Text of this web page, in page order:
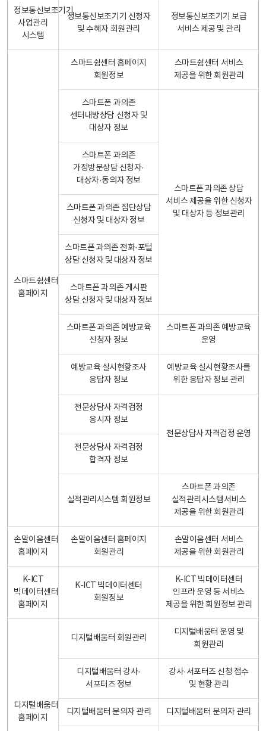
정보통신보조기기
사업관리
시스템
정보통신보조기기 신청자
및 수혜자 회원관리
정보통신보조기기 보급
서비스 제공 및 관리
스마트쉼센터
홈페이지
스마트쉼센터 홈페이지
회원정보
스마트쉼센터 서비스
제공을 위한 회원관리
스마트폰 과의존
센터내방상담 신청자 및
대상자 정보
스마트폰 과의존 상담
서비스 제공을 위한 신청자
및 대상자 등 정보관리
스마트폰 과의존
가정방문상담 신청자·
대상자·동의자 정보
스마트폰 과의존 집단상담
신청자 및 대상자 정보
스마트폰 과의존 전화·포털
상담 신청자 및 대상자 정보
스마트폰 과의존 게시판
상담 신청자 및 대상자 정보
스마트폰 과의존 예방교육
신청자 정보
스마트폰 과의존 예방교육
운영
예방교육 실시현황조사
응답자 정보
예방교육 실시현황조사를
위한 응답자 정보 관리
전문상담사 자격검정
응시자 정보
전문상담사 자격검정 운영
전문상담사 자격검정
합격자 정보
실적관리시스템 회원정보
스마트폰 과의존
실적관리시스템서비스
제공을 위한 회원관리
손말이음센터
홈페이지
손말이음센터 홈페이지
회원관리
손말이음센터 서비스
제공을 위한 회원관리
K-ICT
빅데이터센터
홈페이지
K-ICT 빅데이터센터
회원정보
K-ICT 빅데이터센터
인프라 운영 등 서비스
제공을 위한 회원정보 관리
디지털배움터
홈페이지
디지털배움터 회원관리
디지털배움터 운영 및
회원관리
디지털배움터 강사·
서포터즈 정보
강사·서포터즈 신청 접수
및 현황 관리
디지털배움터 문의자 관리 디지털배움터 문의자 관리